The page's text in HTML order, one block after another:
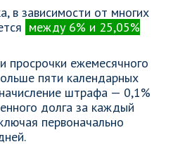
в зависимости от многих
между 6% и 25,05%
просрочки ежемесячного
пяти календарных
штрафа — 0,1%
долга за каждый
первоначально